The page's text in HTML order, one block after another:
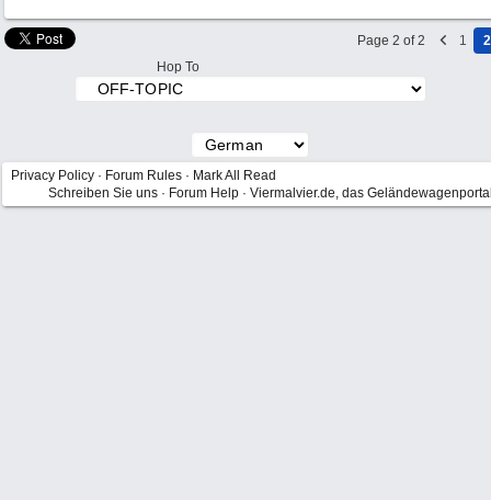
Page 2 of 2 1
2
Hop To
Privacy Policy · Forum Rules · Mark All Read
Schreiben Sie uns · Forum Help · Viermalvier.de, das